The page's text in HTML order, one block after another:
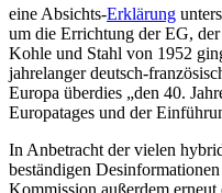
eine Absichts-Erklärung
um die Errichtung der EG,
Kohle und Stahl von 1952
jahrelanger deutsch-
Europa überdies „den 40.
Europatages und der
In Anbetracht der vielen
beständigen
Kommission außerdem